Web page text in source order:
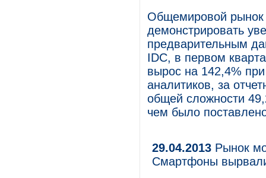
Общемировой рынок
демонстрировать
предварительным
IDC, в первом
вырос на 142,4%
аналитиков, за
общей сложности
чем было
29.04.2013 Рынок
Смартфоны